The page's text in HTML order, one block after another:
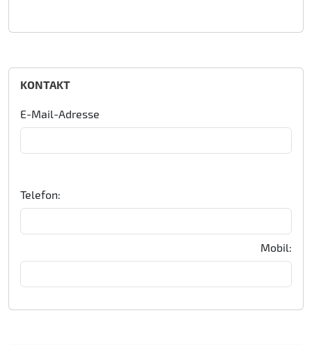
KONTAKT
E-Mail-Adresse
Telefon:
Mobil: